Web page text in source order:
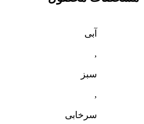
آبی
,
سبز
,
سرخابی